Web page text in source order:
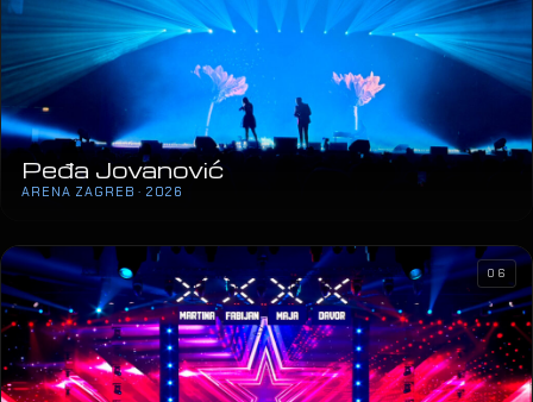
Peđa Jovanović
ARENA ZAGREB · 2026
06